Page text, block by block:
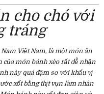
cho chó với
tráng
Việt Nam, là một món ăn
món bánh xèo rất dễ nhận
này quá đậm so với khẩu vị
xốt bằng thịt vụn làm nhân